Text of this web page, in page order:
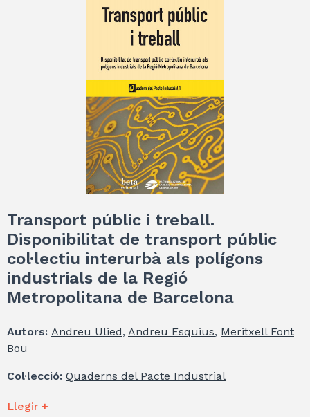
Transport públic i treball.
Disponibilitat de transport públic
col·lectiu interurbà als polígons
industrials de la Regió
Metropolitana de Barcelona
Autors: Andreu Ulied, Andreu Esquius, Meritxell Font
Bou
Col·lecció: Quaderns del Pacte Industrial
Llegir +